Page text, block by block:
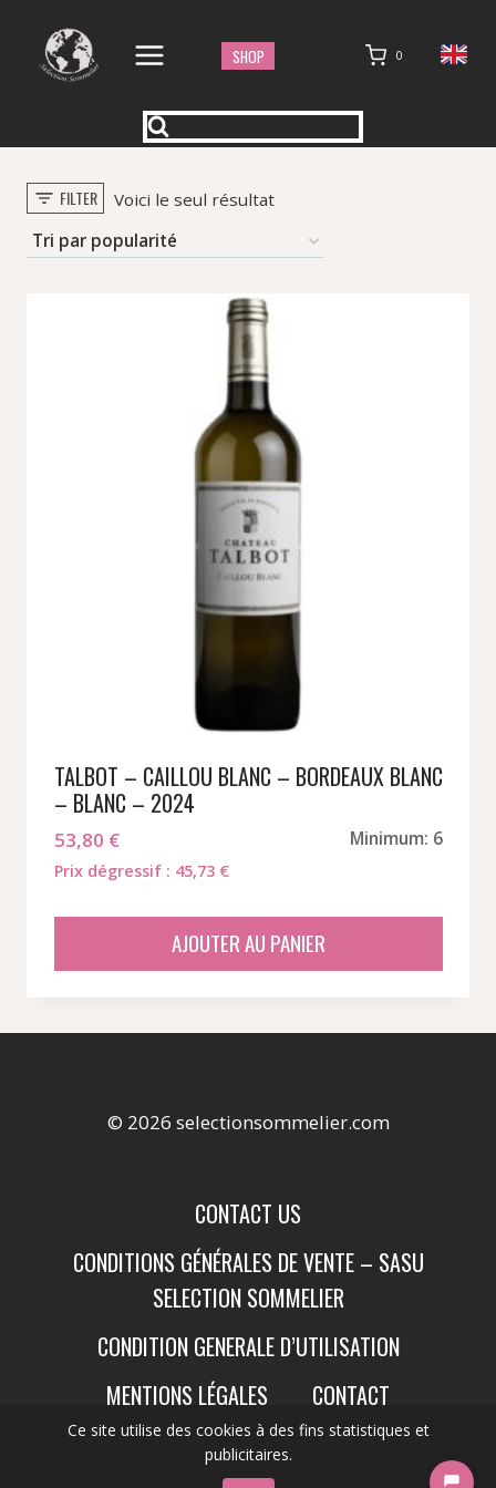
Ce site utilise des cookies à des fins statistiques et
publicitaires.
contenu
SHOP 0
FILTER Voici le seul résultat
TALBOT – CAILLOU BLANC – BORDEAUX BLANC
– BLANC – 2024
53,80 € Minimum: 6
Prix dégressif : 45,73 €
AJOUTER AU PANIER
© 2026 selectionsommelier.com
CONTACT US
CONDITIONS GÉNÉRALES DE VENTE – SASU
SELECTION SOMMELIER
CONDITION GENERALE D’UTILISATION
MENTIONS LÉGALES
CONTACT